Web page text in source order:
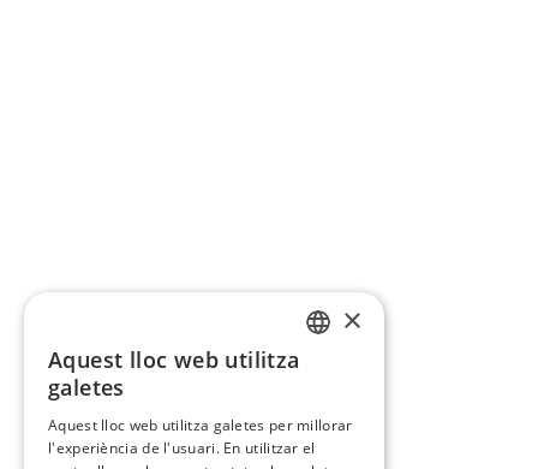
×
Aquest lloc web utilitza
galetes
Aquest lloc web utilitza galetes per millorar
l'experiència de l'usuari. En utilitzar el